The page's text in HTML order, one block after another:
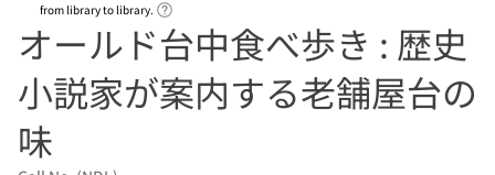
from library to library.
オールド台中食べ歩き : 歴史
小説家が案内する老舗屋台の
味